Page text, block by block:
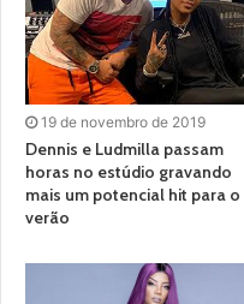
19 de novembro de 2019
Dennis e Ludmilla passam
horas no estúdio gravando
mais um potencial hit para o
verão